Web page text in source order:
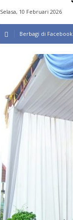
Selasa, 10 Februari 2026
Berbagi di Facebook